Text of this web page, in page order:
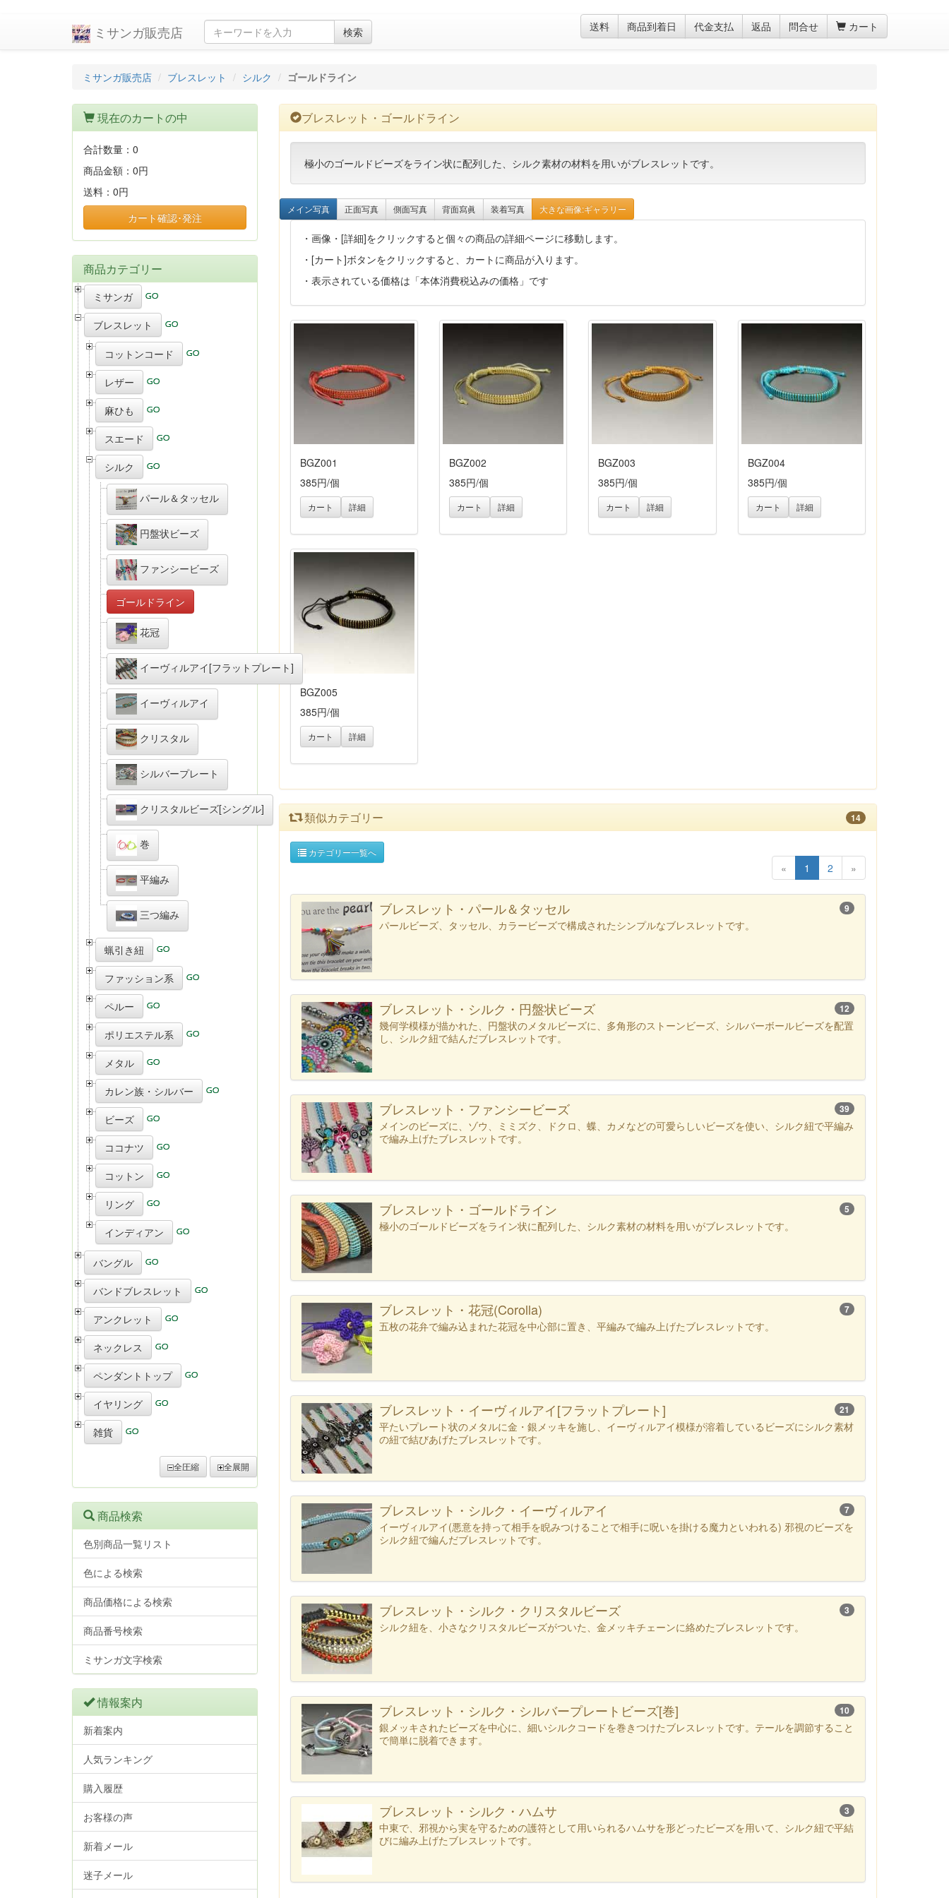
ミサンガ販売店 検索 送料 商品到着日 代金支払 返品 問合せ カート
ミサンガ販売店 ブレスレット シルク ゴールドライン
ブレスレット・ゴールドライン
極小のゴールドビーズをライン状に配列した、シルク素材の材料を用いがブレスレットです。
メイン写真 正面写真 側面写真 背面寫眞 装着写真 大きな画像:ギャラリー
・画像・[詳細]をクリックすると個々の商品の詳細ページに移動します。
・[カート]ボタンをクリックすると、カートに商品が入ります。
・表示されている価格は「本体消費税込みの価格」です
BGZ001
385円/個
カート 詳細
BGZ002
385円/個
カート 詳細
BGZ003
385円/個
カート 詳細
BGZ004
385円/個
カート 詳細
BGZ005
385円/個
カート 詳細
類似カテゴリー 14
カテゴリー一覧へ
« 1 2 »
ブレスレット・パール＆タッセル 9
パールビーズ、タッセル、カラービーズで構成されたシンプルなブレスレットです。
ブレスレット・シルク・円盤状ビーズ 12
幾何学模様が描かれた、円盤状のメタルビーズに、多角形のストーンビーズ、シルバーボールビーズを配置
し、シルク紐で結んだブレスレットです。
ブレスレット・ファンシービーズ 39
メインのビーズに、ゾウ、ミミズク、ドクロ、蝶、カメなどの可愛らしいビーズを使い、シルク紐で平編み
で編み上げたブレスレットです。
ブレスレット・ゴールドライン 5
極小のゴールドビーズをライン状に配列した、シルク素材の材料を用いがブレスレットです。
ブレスレット・花冠(Corolla) 7
五枚の花弁で編み込まれた花冠を中心部に置き、平編みで編み上げたブレスレットです。
ブレスレット・イーヴィルアイ[フラットプレート] 21
平たいプレート状のメタルに金・銀メッキを施し、イーヴィルアイ模様が溶着しているビーズにシルク素材
の紐で結びあげたブレスレットです。
ブレスレット・シルク・イーヴィルアイ 7
イーヴィルアイ(悪意を持って相手を睨みつけることで相手に呪いを掛ける魔力といわれる) 邪視のビーズを
シルク紐で編んだブレスレットです。
ブレスレット・シルク・クリスタルビーズ 3
シルク紐を、小さなクリスタルビーズがついた、金メッキチェーンに絡めたブレスレットです。
ブレスレット・シルク・シルバープレートビーズ[巻] 10
銀メッキされたビーズを中心に、細いシルクコードを巻きつけたブレスレットです。テールを調節すること
で簡単に脱着できます。
ブレスレット・シルク・ハムサ 3
中東で、邪視から実を守るための護符として用いられるハムサを形どったビーズを用いて、シルク紐で平結
びに編み上げたブレスレットです。
現在のカートの中
合計数量： 0
商品金額： 0円
送料： 0円
カート確認･発注
商品カテゴリー
ミサンガ
ブレスレット
コットンコード
レザー
麻ひも
スエード
シルク
パール＆タッセル
円盤状ビーズ
ファンシービーズ
ゴールドライン
花冠
イーヴィルアイ[フラットプレート]
イーヴィルアイ
クリスタル
シルバープレート
クリスタルビーズ[シングル]
巻
平編み
三つ編み
蝋引き紐
ファッション系
ペルー
ポリエステル系
メタル
カレン族・シルバー
ビーズ
ココナツ
コットン
リング
インディアン
バングル
バンドブレスレット
アンクレット
ネックレス
ペンダントトップ
イヤリング
雑貨
全圧縮 全展開
商品検索
色別商品一覧リスト
色による検索
商品価格による検索
商品番号検索
ミサンガ文字検索
情報案内
新着案内
人気ランキング
購入履歴
お客様の声
新着メール
迷子メール